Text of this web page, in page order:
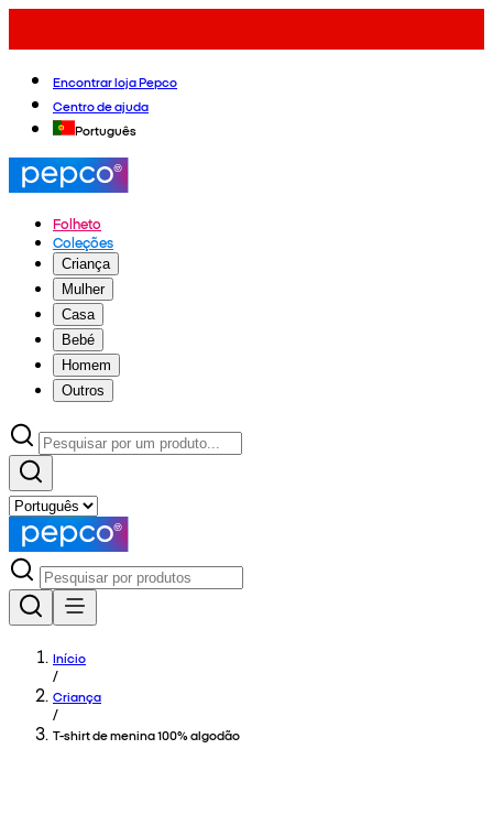
Encontrar loja Pepco
Centro de ajuda
Português
Folheto
Coleções
Criança
Mulher
Casa
Bebé
Homem
Outros
Início
/
Criança
/
T-shirt de menina 100% algodão